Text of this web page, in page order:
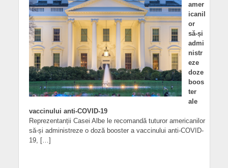
amer
icanil
or
să-și
admi
nistr
eze
doze
boos
ter
ale
vaccinului anti-COVID-19
Reprezentanții Casei Albe le recomandă tuturor americanilor
să-și administreze o doză booster a vaccinului anti-COVID-
19, […]